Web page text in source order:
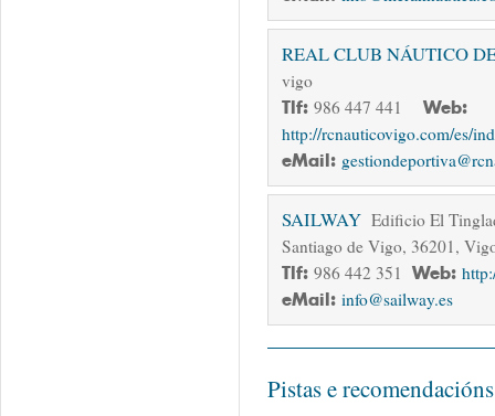
REAL CLUB NÁUTICO
vigo
Tlf: 986 447 441
Web:
http://rcnauticovigo.com/es/
eMail:
SAILWAY Edificio El
Santiago de Vigo, 36201,
Tlf: 986 442 351 Web:
eMail: info@sailway.es
Pistas e